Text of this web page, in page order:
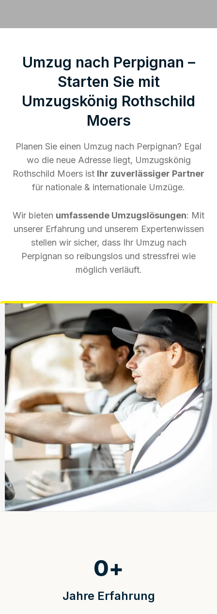
Umzug nach Perpignan –
Starten Sie mit
Umzugskönig Rothschild
Moers
Planen Sie einen Umzug nach Perpignan? Egal
wo die neue Adresse liegt, Umzugskönig
Rothschild Moers ist Ihr zuverlässiger Partner
für nationale & internationale Umzüge.
Wir bieten umfassende Umzugslösungen: Mit
unserer Erfahrung und unserem Expertenwissen
stellen wir sicher, dass Ihr Umzug nach
Perpignan so reibungslos und stressfrei wie
möglich verläuft.
Jahre Erfahrung
0+